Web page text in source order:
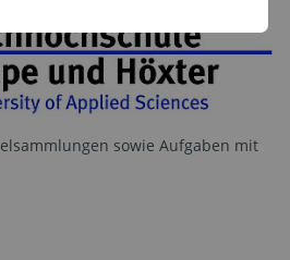
sowie Aufgaben mit